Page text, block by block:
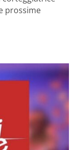
prossime